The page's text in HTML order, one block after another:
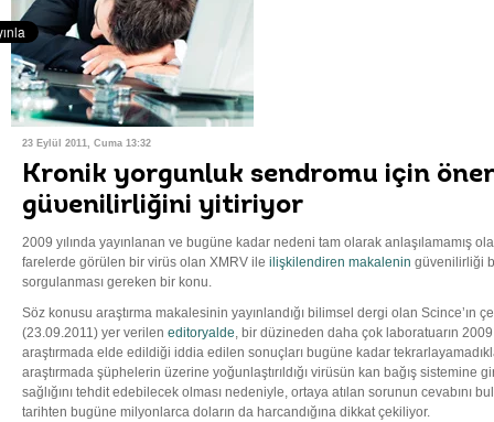
23 Eylül 2011, Cuma 13:32
Kronik yorgunluk sendromu için
güvenilirliğini yitiriyor
2009 yılında yayınlanan ve bugüne kadar nedeni tam olarak anlaşılamamış
farelerde görülen bir virüs olan XMRV ile ilişkilendiren makalenin güvenilirliği
sorgulanması gereken bir konu.
Söz konusu araştırma makalesinin yayınlandığı bilimsel dergi olan Scince’ın
(23.09.2011) yer verilen editoryalde, bir düzineden daha çok laboratuarın
araştırmada elde edildiği iddia edilen sonuçları bugüne kadar
araştırmada şüphelerin üzerine yoğunlaştırıldığı virüsün kan bağış sistemine
sağlığını tehdit edebilecek olması nedeniyle, ortaya atılan sorunun cevabını
tarihten bugüne milyonlarca doların da harcandığına dikkat çekiliyor.